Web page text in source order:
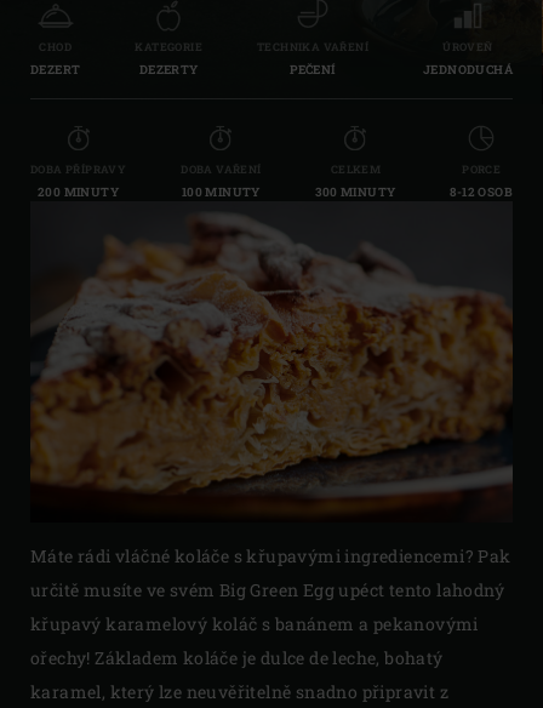
CHOD
DEZERT
KATEGORIE
DEZERTY
TECHNIKA VAŘENÍ
PEČENÍ
ÚROVEŇ
JEDNODUCHÁ
DOBA PŘÍPRAVY
200 MINUTY
DOBA VAŘENÍ
100 MINUTY
CELKEM
300 MINUTY
PORCE
8-12 OSOB
Máte rádi vláčné koláče s křupavými ingrediencemi? Pak
určitě musíte ve svém Big Green Egg upéct tento lahodný
křupavý karamelový koláč s banánem a pekanovými
ořechy! Základem koláče je dulce de leche, bohatý
karamel, který lze neuvěřitelně snadno připravit z